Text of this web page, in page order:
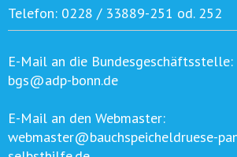
Telefon: 0228 / 33889-251 od. 252
E-Mail an die Bundesgeschäftsstelle:
bgs@adp-bonn.de
E-Mail an den Webmaster:
webmaster@bauchspeicheldruese-